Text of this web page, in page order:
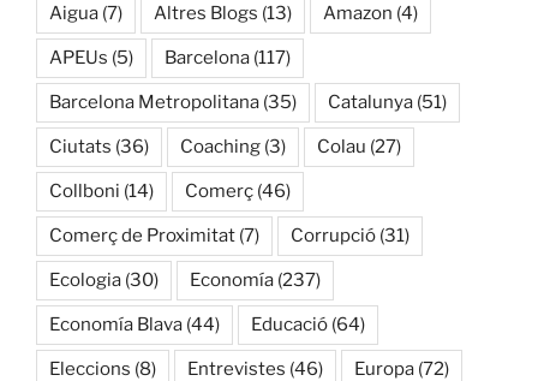
Aigua (7) Altres Blogs (13) Amazon (4)
APEUs (5) Barcelona (117)
Barcelona Metropolitana (35) Catalunya (51)
Ciutats (36) Coaching (3) Colau (27)
Collboni (14) Comerç (46)
Comerç de Proximitat (7) Corrupció (31)
Ecologia (30) Economía (237)
Economía Blava (44) Educació (64)
Eleccions (8) Entrevistes (46) Europa (72)